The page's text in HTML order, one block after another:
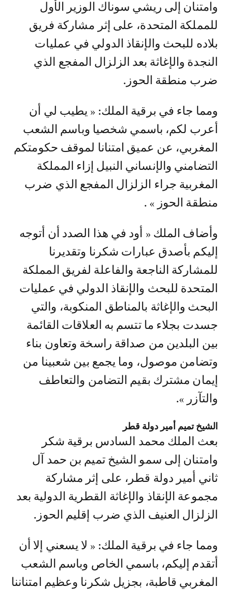
وامتنان إلى ريشي سوناك الوزير الأول
للمملكة المتحدة، على إثر مشاركة فريق
بلاده للبحث والإنقاذ الدولي في عمليات
النجدة والإغاثة بعد الزلزال المفجع الذي
ضرب منطقة الحوز.
ومما جاء في برقية الملك: « يطيب لي أن
أعرب لكم، باسمي شخصيا وباسم الشعب
المغربي، عن عميق امتنانا لموقف حكومتكم
التضامني والإنساني النبيل إزاء المملكة
المغربية جراء الزلزال المفجع الذي ضرب
منطقة الحوز » .
وأضاف الملك « أود في هذا الصدد أن أتوجه
إليكم بأصدق عبارات شكرنا وتقديرنا
للمشاركة الناجعة والفاعلة لفريق المملكة
المتحدة للبحث والإنقاذ الدولي في عمليات
البحث والإغاثة بالمناطق المنكوبة، والتي
جسدت بجلاء ما تتسم به العلاقات القائمة
بين البلدين من صداقة راسخة وتعاون بناء
وتضامن موصول، وما يجمع بين شعبينا من
إيمان مشترك بقيم التضامن والتعاطف
والتآزر ».
الشيخ تميم أمير دولة قطر
بعث الملك محمد السادس برقية شكر
وامتنان إلى سمو الشيخ تميم بن حمد آل
ثاني أمير دولة قطر، على إثر مشاركة
مجموعة الإنقاذ والإغاثة القطرية الدولية بعد
الزلزال العنيف الذي ضرب إقليم الحوز.
ومما جاء في برقية الملك: « لا يسعني إلا أن
أتقدم إليكم، باسمي الخاص وباسم الشعب
المغربي قاطبة، بجزيل شكرنا وعظيم امتناننا